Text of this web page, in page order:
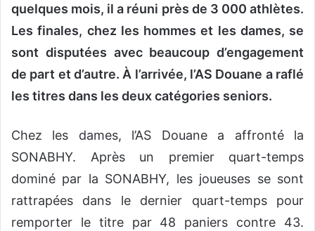
l
quelques mois, il a réuni près de 3 000 athlètes.
Les finales, chez les hommes et les dames, se
sont disputées avec beaucoup d’engagement
de part et d’autre. À l’arrivée, l’AS Douane a raflé
les titres dans les deux catégories seniors.
Chez les dames, l’AS Douane a affronté la
SONABHY. Après un premier quart-temps
dominé par la SONABHY, les joueuses se sont
rattrapées dans le dernier quart-temps pour
remporter le titre par 48 paniers contre 43.